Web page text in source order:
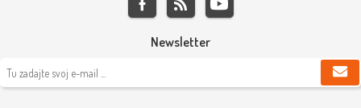
Newsletter